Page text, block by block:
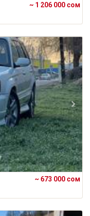
~ 1 206 000 сом
~ 673 000 сом